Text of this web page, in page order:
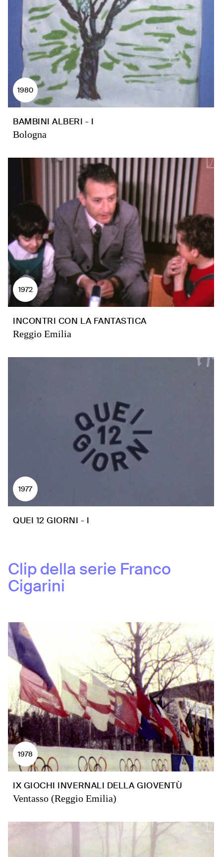
1980
BAMBINI ALBERI - I
Bologna
1972
INCONTRI CON LA FANTASTICA
Reggio Emilia
1977
QUEI 12 GIORNI - I
Clip della serie Franco
Cigarini
1978
IX GIOCHI INVERNALI DELLA GIOVENTÙ
Ventasso (Reggio Emilia)